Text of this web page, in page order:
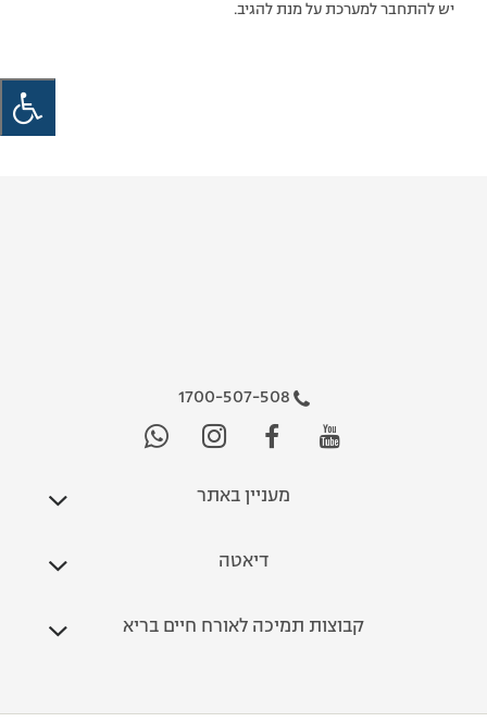
יש להתחבר למערכת על מנת להגיב.
1700-507-508
מעניין באתר
דיאטה
קבוצות תמיכה לאורח חיים בריא